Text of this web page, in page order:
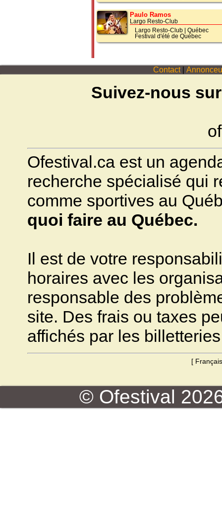
Paulo Ramos
Largo Resto-Club
Largo Resto-Club
Québec
Festival d'été de Québec
Contact
Suivez-nous
Ofestival.ca est un
recherche spécialisé qui
comme sportives au
quoi faire au Québec.
Il est de votre
horaires avec les
responsable des
site. Des frais ou taxes
affichés par les
[ Français
© Ofestival